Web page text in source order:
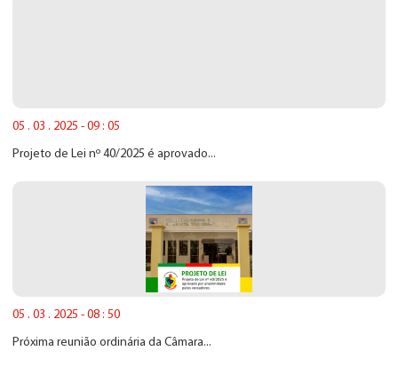
05 . 03 . 2025 - 09 : 05
Projeto de Lei nº 40/2025 é aprovado...
05 . 03 . 2025 - 08 : 50
Próxima reunião ordinária da Câmara...